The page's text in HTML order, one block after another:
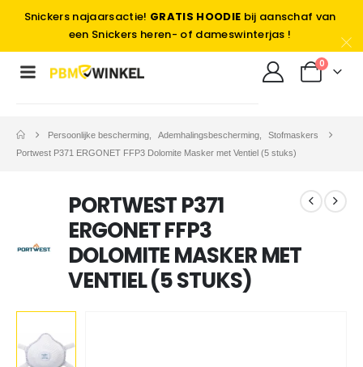
Snickers najaarsactie! GRATIS HOODIE bij aanschaf van
een Snickers heren- of dameswinterjas !
0
Persoonlijke bescherming Ademhalingsbescherming
Stofmaskers
Portwest P371 ERGONET FFP3 Dolomite Masker met Ventiel (5 stuks)
PORTWEST P371
ERGONET FFP3
DOLOMITE MASKER MET
VENTIEL (5 STUKS)